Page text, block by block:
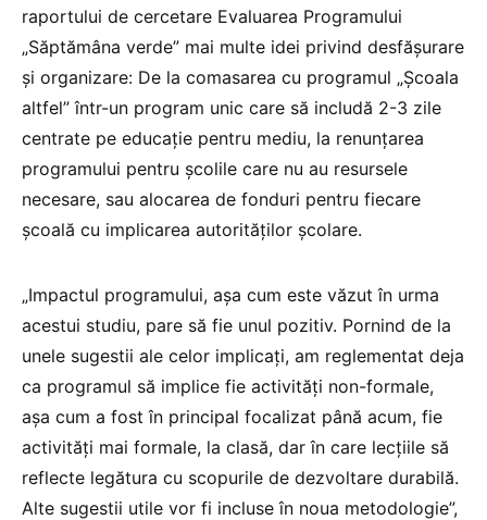
raportului de cercetare Evaluarea Programului
„Săptămâna verde” mai multe idei privind desfășurare
și organizare: De la comasarea cu programul „Școala
altfel” într-un program unic care să includă 2-3 zile
centrate pe educație pentru mediu, la renunțarea
programului pentru școlile care nu au resursele
necesare, sau alocarea de fonduri pentru fiecare
școală cu implicarea autorităților școlare.
„Impactul programului, așa cum este văzut în urma
acestui studiu, pare să fie unul pozitiv. Pornind de la
unele sugestii ale celor implicați, am reglementat deja
ca programul să implice fie activități non-formale,
așa cum a fost în principal focalizat până acum, fie
activități mai formale, la clasă, dar în care lecțiile să
reflecte legătura cu scopurile de dezvoltare durabilă.
Alte sugestii utile vor fi incluse în noua metodologie”,